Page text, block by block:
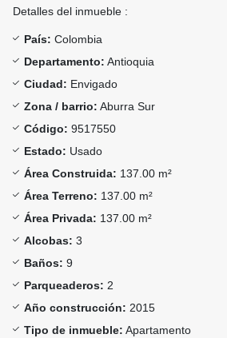
Detalles del inmueble :
País: Colombia
Departamento: Antioquia
Ciudad: Envigado
Zona / barrio: Aburra Sur
Código: 9517550
Estado: Usado
Área Construida: 137.00 m²
Área Terreno: 137.00 m²
Área Privada: 137.00 m²
Alcobas: 3
Baños: 9
Parqueaderos: 2
Año construcción: 2015
Tipo de inmueble: Apartamento